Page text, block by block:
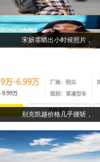
宋妍霏晒出小时候照片，
别克凯越价格几乎腰斩，